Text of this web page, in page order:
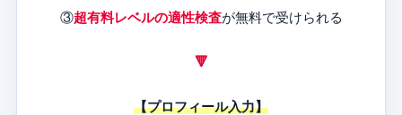
③超有料レベルの適性検査が無料で受けられる
🔻
【プロフィール入力】